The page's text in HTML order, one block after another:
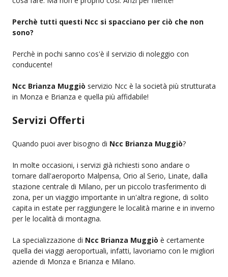
Perchè tutti questi Ncc si spacciano per ciò che non
sono?
Perchè in pochi sanno cos'è il servizio di noleggio con
conducente!
Ncc Brianza Muggiò servizio Ncc è la società più strutturata
in Monza e Brianza e quella più affidabile!
Servizi Offerti
Quando puoi aver bisogno di Ncc Brianza Muggiò?
In molte occasioni, i servizi già richiesti sono andare o
tornare dall'aeroporto Malpensa, Orio al Serio, Linate, dalla
stazione centrale di Milano, per un piccolo trasferimento di
zona, per un viaggio importante in un'altra regione, di solito
capita in estate per raggiungere le località marine e in inverno
per le località di montagna.
La specializzazione di Ncc Brianza Muggiò è certamente
quella dei viaggi aeroportuali, infatti, lavoriamo con le migliori
aziende di Monza e Brianza e Milano.